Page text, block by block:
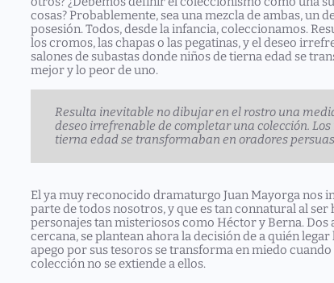
cosas? Probablemente, sea una mezcla de ambas, un
posesión. Todos, desde la infancia, coleccionamos.
los cromos, las chapas o las pegatinas, y el deseo
salones de subastas donde niños de tierna edad se
mejor y lo peor de uno.
Resulta inevitable no dibujar en el rostro una
deseo irrefrenable de completar una colección.
tierna edad se transformaban en oradores
El ya muy reconocido dramaturgo Juan Mayorga nos
parte de todos nosotros, y que es tan connatural al
personajes tan misteriosos como Héctor y Berna.
cercana, se plantean ahora la decisión de a quién
apego por sus tesoros se transforma en miedo
colección no se extiende a ellos.